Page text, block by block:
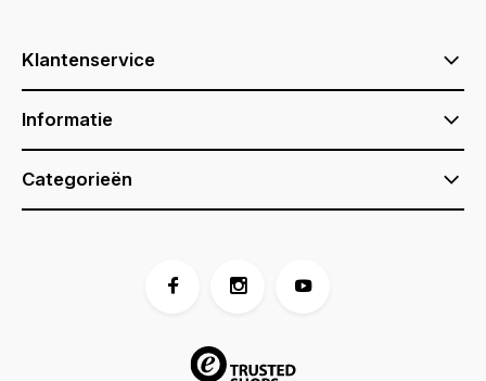
Klantenservice
Informatie
Categorieën